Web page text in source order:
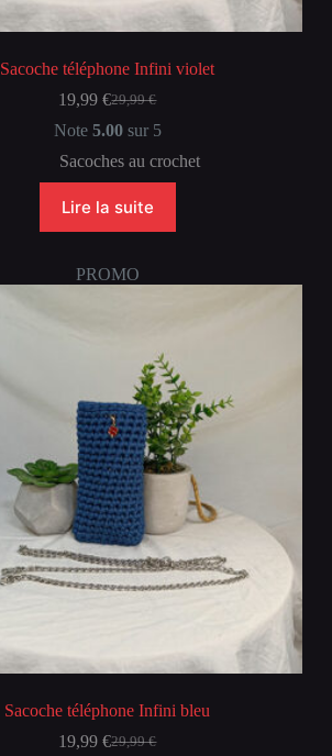
Sacoche téléphone Infini violet
29,99€
Le
prix
était :
29,99 €.
19,99€Le
prix
est :
19,99 €.
Note 5.00sur 5
Sacoches au crochet
Lire la suite
PROMO
Sacoche téléphone Infini bleu
29,99€
Le
19,99€Le